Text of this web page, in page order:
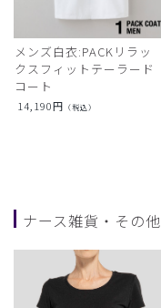
メンズ白衣:PACKリラッ
クスフィットテーラード
コート
14,190円 （税込）
ナース雑貨・その他